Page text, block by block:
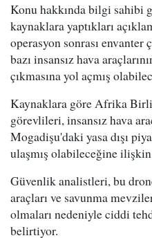
Konu hakkında bilgi sahibi
kaynaklara yaptıkları
operasyon sonrası envanter
bazı insansız hava
çıkmasına yol açmış
Kaynaklara göre Afrika
görevlileri, insansız hava
Mogadişu'daki yasa dışı
ulaşmış olabileceğine
Güvenlik analistleri, bu
araçları ve savunma
olmaları nedeniyle ciddi
belirtiyor.